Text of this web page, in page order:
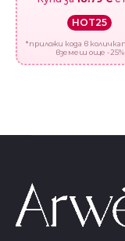
HOT25
*приложи кода в
вземеш още -25%